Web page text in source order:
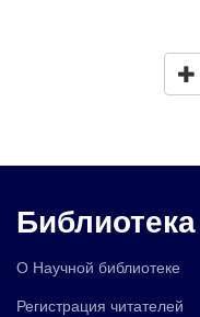
Библиотека
О Научной библиотеке
Регистрация читателей